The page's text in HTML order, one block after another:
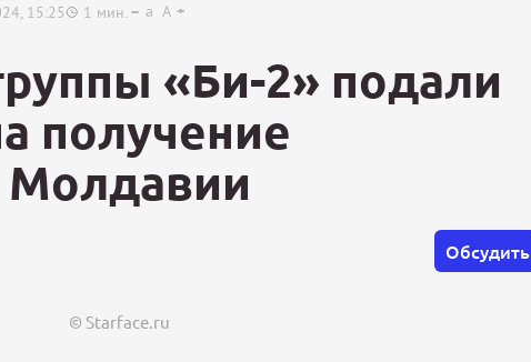
15:25 1 мин. a A
«Би-2» подали
получение
Молдавии
Обсудить
© Starface.ru